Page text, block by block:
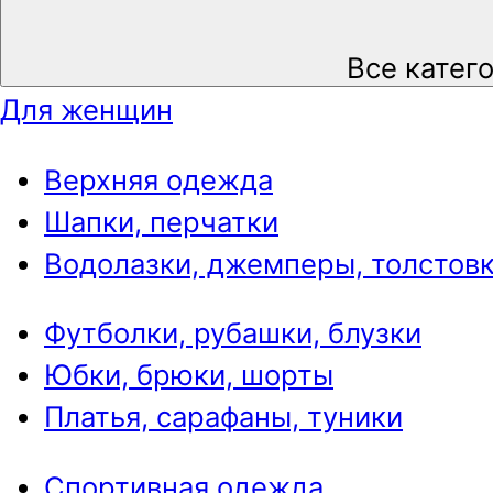
Все
Для женщин
Верхняя одежда
Шапки, перчатки
Водолазки, джемперы,
Футболки, рубашки, блузки
Юбки, брюки, шорты
Платья, сарафаны, туники